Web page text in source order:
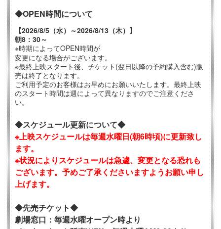
◆OPEN時間について
【2026/8/5（水）～2026/8/13（木）】
朝8：30～
※時期によってOPEN時間が
変更になる場合がございます。
※最終上映スタート後、チケット(翌日以降の予約購入含む)販
売は終了となります。
ご利用予定のお客様はお早めにお願いいたします。最終上映
のスタート時間は週によって異なりますのでご注意くださ
い。
◆スケジュール更新について◆
※上映スケジュールは毎週水曜日(朝6時頃)に更新致し
ます。
※状況によりスケジュールは急遽、変更となる恐れも
ございます。予めご了承くださいますようお願い申し
上げます。
◆先売チケット◆
劇場窓口：毎週水曜オープン時より